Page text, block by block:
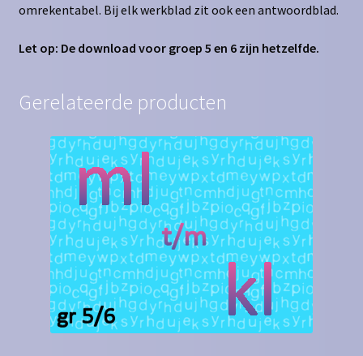
omrekentabel. Bij elk werkblad zit ook een antwoordblad.
Let op: De download voor groep 5 en 6 zijn hetzelfde.
Gerelateerde producten